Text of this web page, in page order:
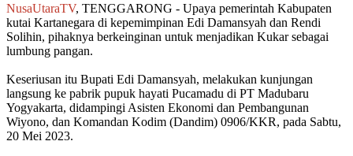
NusaUtaraTV, TENGGARONG - Upaya pemerintah Kabupaten
kutai Kartanegara di kepemimpinan Edi Damansyah dan Rendi
Solihin, pihaknya berkeinginan untuk menjadikan Kukar sebagai
lumbung pangan.
Keseriusan itu Bupati Edi Damansyah, melakukan kunjungan
langsung ke pabrik pupuk hayati Pucamadu di PT Madubaru
Yogyakarta, didampingi Asisten Ekonomi dan Pembangunan
Wiyono, dan Komandan Kodim (Dandim) 0906/KKR, pada Sabtu,
20 Mei 2023.